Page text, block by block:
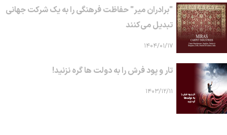
"برادران میر" حفاظت فرهنگی را به یک شرکت جهانی
تبدیل می‌کنند
۱۴۰۴/۰۱/۱۷
تار و پود فرش را به دولت ها گره نزنید!
۱۴۰۳/۱۲/۱۱